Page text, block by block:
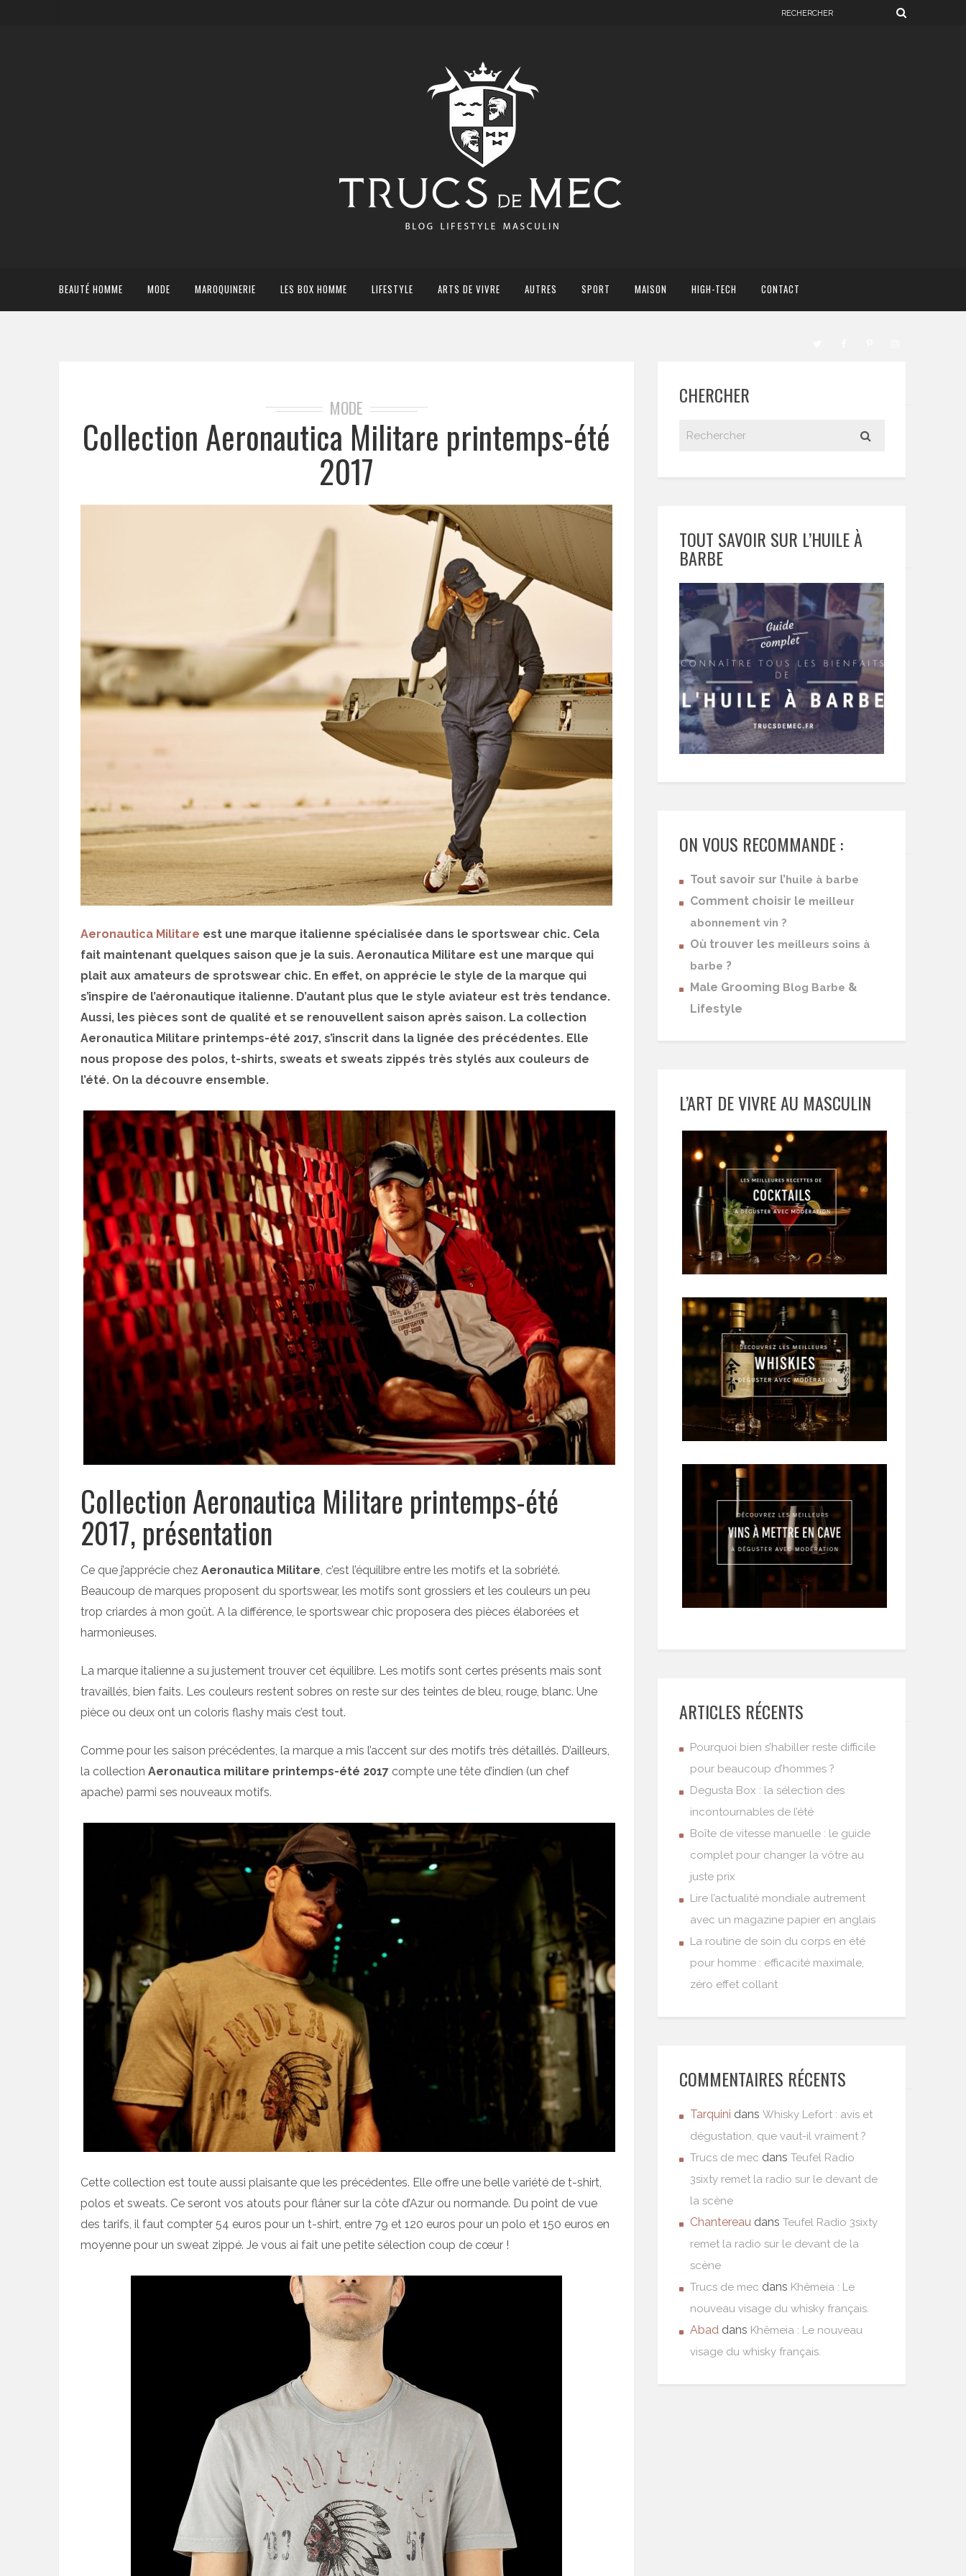
BEAUTÉ HOMME MODE MAROQUINERIE LES BOX HOMME LIFESTYLE ARTS DE VIVRE AUTRES SPORT MAISON HIGH-TECH CONTACT
MODE
Collection Aeronautica Militare printemps-été
2017
Aeronautica Militare est une marque italienne spécialisée dans le sportswear chic. Cela
fait maintenant quelques saison que je la suis. Aeronautica Militare est une marque qui
plait aux amateurs de sprotswear chic. En effet, on apprécie le style de la marque qui
s’inspire de l’aéronautique italienne. D’autant plus que le style aviateur est très tendance.
Aussi, les pièces sont de qualité et se renouvellent saison après saison. La collection
Aeronautica Militare printemps-été 2017, s’inscrit dans la lignée des précédentes. Elle
nous propose des polos, t-shirts, sweats et sweats zippés très stylés aux couleurs de
l’été. On la découvre ensemble.
Collection Aeronautica Militare printemps-été
2017, présentation
Ce que j’apprécie chez Aeronautica Militare, c’est l’équilibre entre les motifs et la sobriété.
Beaucoup de marques proposent du sportswear, les motifs sont grossiers et les couleurs un peu
trop criardes à mon goût. A la différence, le sportswear chic proposera des pièces élaborées et
harmonieuses.
La marque italienne a su justement trouver cet équilibre. Les motifs sont certes présents mais sont
travaillés, bien faits. Les couleurs restent sobres on reste sur des teintes de bleu, rouge, blanc. Une
pièce ou deux ont un coloris flashy mais c’est tout.
Comme pour les saison précédentes, la marque a mis l’accent sur des motifs très détaillés. D’ailleurs,
la collection Aeronautica militare printemps-été 2017 compte une tête d’indien (un chef
apache) parmi ses nouveaux motifs.
Cette collection est toute aussi plaisante que les précédentes. Elle offre une belle variété de t-shirt,
polos et sweats. Ce seront vos atouts pour flâner sur la côte d’Azur ou normande. Du point de vue
des tarifs, il faut compter 54 euros pour un t-shirt, entre 79 et 120 euros pour un polo et 150 euros en
moyenne pour un sweat zippé. Je vous ai fait une petite sélection coup de cœur !
CHERCHER
TOUT SAVOIR SUR L’HUILE À
BARBE
ON VOUS RECOMMANDE :
Tout savoir sur l’ huile à barbe
Comment choisir le meilleur
abonnement vin ?
Où trouver les meilleurs soins à
barbe ?
Male Grooming Blog Barbe &
Lifestyle
L’ART DE VIVRE AU MASCULIN
ARTICLES RÉCENTS
Pourquoi bien s’habiller reste difficile
pour beaucoup d’hommes ?
Degusta Box : la sélection des
incontournables de l’été
Boîte de vitesse manuelle : le guide
complet pour changer la vôtre au
juste prix
Lire l’actualité mondiale autrement
avec un magazine papier en anglais
La routine de soin du corps en été
pour homme : efficacité maximale,
zéro effet collant
COMMENTAIRES RÉCENTS
Tarquini dans Whisky Lefort : avis et
dégustation, que vaut-il vraiment ?
Trucs de mec dans Teufel Radio
3sixty remet la radio sur le devant de
la scène
Chantereau dans Teufel Radio 3sixty
remet la radio sur le devant de la
scène
Trucs de mec dans Khêmeia : Le
nouveau visage du whisky français.
Abad dans Khêmeia : Le nouveau
visage du whisky français.